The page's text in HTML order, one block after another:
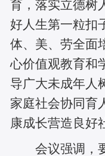
育，落实立德树
好人生第一粒扣
体、美、劳全面
心价值观教育和
导广大未成年人
家庭社会协同育
康成长营造良好
会议强调，